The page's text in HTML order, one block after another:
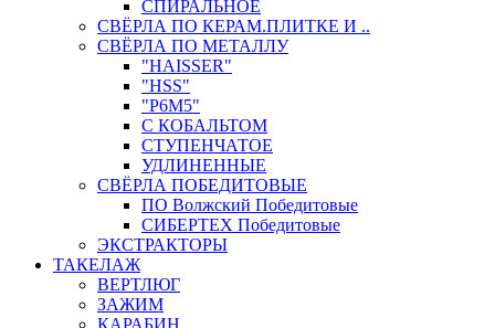
СПИРАЛЬНОЕ
СВЁРЛА ПО КЕРАМ.ПЛИТКЕ И ..
СВЁРЛА ПО МЕТАЛЛУ
"HAISSER"
"HSS"
"Р6М5"
С КОБАЛЬТОМ
СТУПЕНЧАТОЕ
УДЛИНЕННЫЕ
СВЁРЛА ПОБЕДИТОВЫЕ
ПО Волжский Победитовые
СИБЕРТЕХ Победитовые
ЭКСТРАКТОРЫ
ТАКЕЛАЖ
ВЕРТЛЮГ
ЗАЖИМ
КАРАБИН